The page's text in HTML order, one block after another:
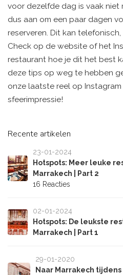
voor dezelfde dag is vaak niet
dus aan om een paar dagen
reserveren. Dit kan
Check op de website of het
restaurant hoe je dit het best
deze tips op weg te hebben
onze laatste reel op
sfeerimpressie!
Recente artikelen
23-01-2024
Hotspots: Meer leuke
Marrakech | Part 2
16 Reacties
02-01-2024
Hotspots: De leukste
Marrakech | Part 1
29-01-2020
Naar Marrakech